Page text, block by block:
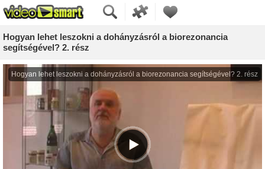
Hogyan lehet leszokni a dohányzásról a biorezonancia
segítségével? 2. rész